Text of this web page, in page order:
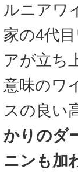
ルニアワ
家の4代
アが立ち
意味のワ
スの良い
かりのダ
ニンも加